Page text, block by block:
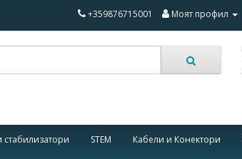
+359876715001 Моят профил
стабилизатори STEM Кабели и Конектори